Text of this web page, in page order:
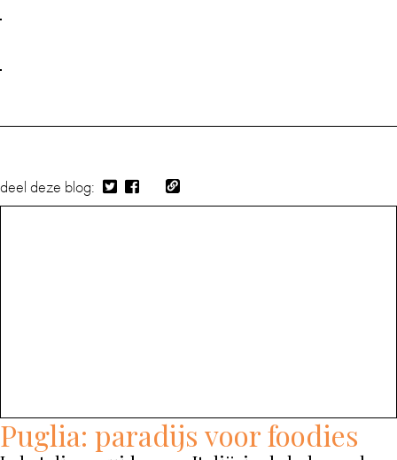
deel deze blog:
Puglia: paradijs voor foodies